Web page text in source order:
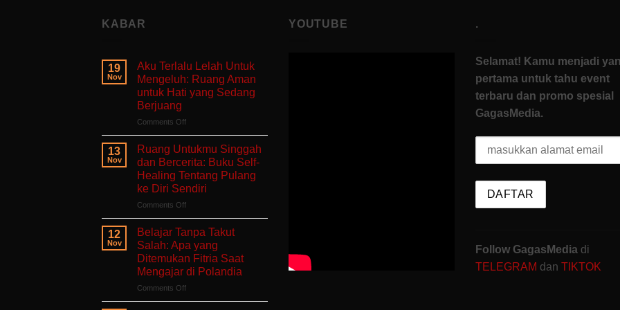
KABAR
19
Nov
Aku Terlalu Lelah Untuk
Mengeluh: Ruang Aman
untuk Hati yang Sedang
Berjuang
Comments Offon
Terlalu
Lelah
Untuk
Mengeluh:
Ruang
Aman
yang
Sedang
Berjuang
13
Nov
Ruang Untukmu Singgah
dan Bercerita: Buku Self-
Healing Tentang Pulang
ke Diri Sendiri
Comments Offon
Untukmu
Singgah
dan
Bercerita:
Buku
Self-
12
Nov
Belajar Tanpa Takut
Salah: Apa yang
Ditemukan Fitria Saat
Mengajar di Polandia
Comments Offon
YOUTUBE .
Selamat! Kamu menjadi
pertama untuk tahu event
terbaru dan promo spesial
GagasMedia.
Follow GagasMedia di
TELEGRAM dan TIKTOK